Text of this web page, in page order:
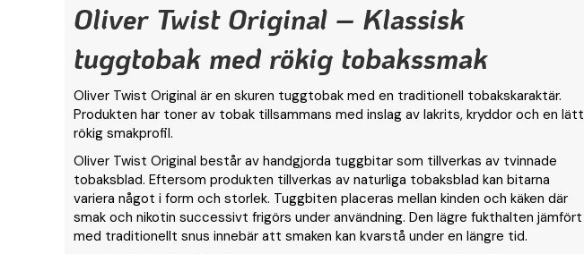
Oliver Twist Original – Klassisk
tuggtobak med rökig tobakssmak
Oliver Twist Original är en skuren tuggtobak med en traditionell tobakskaraktär.
Produkten har toner av tobak tillsammans med inslag av lakrits, kryddor och en lätt
rökig smakprofil.
Oliver Twist Original består av handgjorda tuggbitar som tillverkas av tvinnade
tobaksblad. Eftersom produkten tillverkas av naturliga tobaksblad kan bitarna
variera något i form och storlek. Tuggbiten placeras mellan kinden och käken där
smak och nikotin successivt frigörs under användning. Den lägre fukthalten jämfört
med traditionellt snus innebär att smaken kan kvarstå under en längre tid.